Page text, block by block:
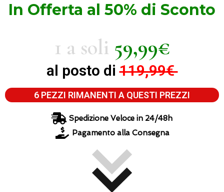
In Offerta al 50% di Sconto
1 a soli 59,99€
al posto di119,99€
6 PEZZI RIMANENTI A QUESTI PREZZI
Spedizione Veloce in 24/48h
Pagamento alla Consegna